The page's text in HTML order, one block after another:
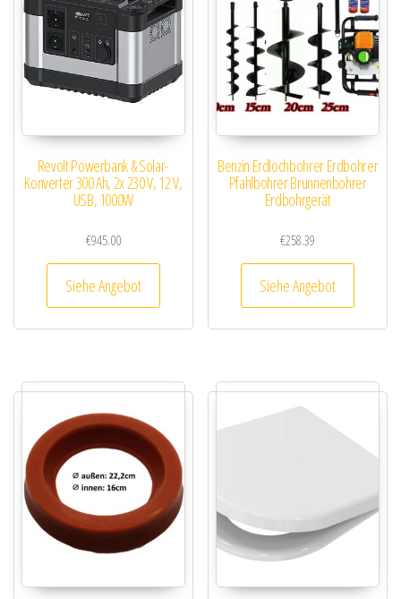
Revolt Powerbank & Solar-
Konverter 300 Ah, 2x 230 V, 12 V,
USB, 1000W
€945.00
Siehe Angebot
Benzin Erdlochbohrer Erdbohrer
Pfahlbohrer Brunnenbohrer
Erdbohrgerät
€258.39
Siehe Angebot